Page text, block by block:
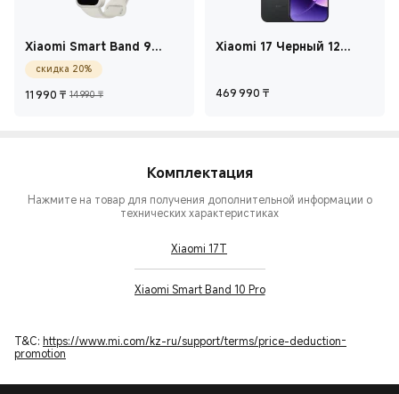
Xiaomi Smart Band 9
Active Белый
скидка 20%
11 990 ₸ Current Price ₸11 990
14 990 ₸Рекомендованная цена 14 990 ₸
Xiaomi 17 Черный 12
469 990 ₸
Комплектация
Нажмите на товар для получения дополнительной информации о
технических характеристиках
Xiaomi 17T
Xiaomi Smart Band 10 Pro
T&C: https://www.mi.com/kz-ru/support/terms/price-deduction-
promotion